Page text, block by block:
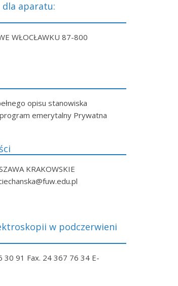
aparatu:
WŁOCŁAWKU 87-800
opisu stanowiska
emerytalny Prywatna
KRAKOWSKIE
w podczerwieni
30 91 Fax. 24 367 76 34 E-